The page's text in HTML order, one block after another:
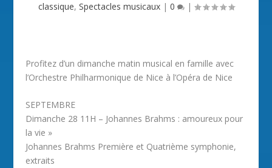
classique, Spectacles musicaux| 0 |
Profitez d’un dimanche matin musical en famille avec
l’Orchestre Philharmonique de Nice à l’Opéra de Nice
SEPTEMBRE
Dimanche 28 11H – Johannes Brahms : amoureux pour
la vie »
Johannes Brahms Première et Quatrième symphonie,
extraits